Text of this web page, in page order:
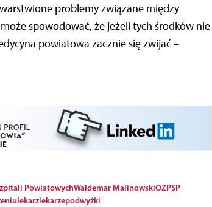
problemy związane między
spowodować, że jeżeli tych środków nie
powiatowa zacznie się zwijać –
PowiatowychWaldemar MalinowskiOZPSP
lekarzlekarzepodwyżki